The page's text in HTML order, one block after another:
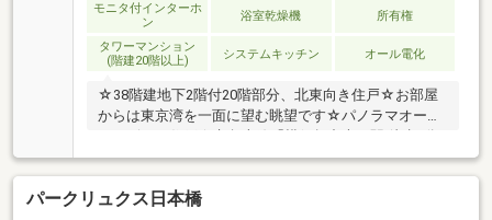
モニタ付インターホ
ン
浴室乾燥機 所有権
タワーマンション
(階建20階以上)
システムキッチン オール電化
☆38階建地下2階付20階部分、北東向き住戸☆お部屋
からは東京湾を一面に望む眺望です☆パノラマオーシ
☆最寄り駅までフラットアプローチ☆2LDK＋WIC 専
有面積：72.66m2☆室内一部リフォーム済☆ペット飼
育可☆不在時にも荷物を預かれる便利な宅配BOX☆コ
パークリュクス日本橋